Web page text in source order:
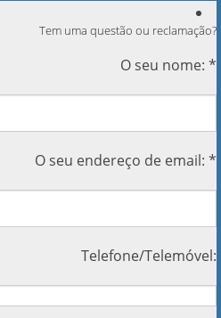
Tem uma questão ou reclamação?
O seu nome: *
O seu endereço de email: *
Telefone/Telemóvel: